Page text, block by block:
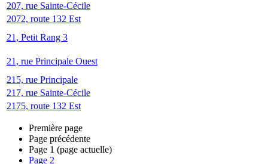
207, rue Sainte-Cécile
2072, route 132 Est
21, Petit Rang 3
21, rue Principale Ouest
215, rue Principale
217, rue Sainte-Cécile
2175, route 132 Est
Première page
Page précédente
Page 1 (page actuelle)
Page 2